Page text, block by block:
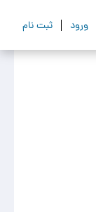
ورود ثبت نام